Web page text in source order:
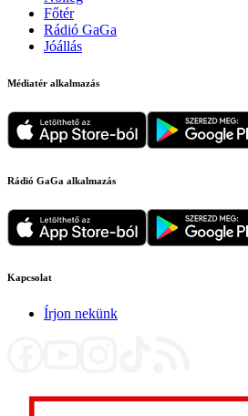
Főtér
Rádió GaGa
Jóállás
Médiatér alkalmazás
Rádió GaGa alkalmazás
Kapcsolat
Írjon nekünk